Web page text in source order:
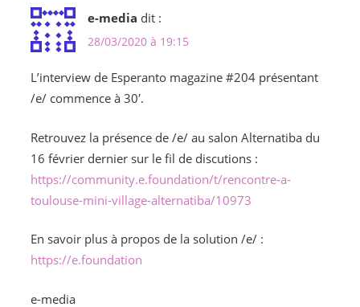
e-media dit :
28/03/2020 à 19:15
L’interview de Esperanto magazine #204 présentant
/e/ commence à 30′.
Retrouvez la présence de /e/ au salon Alternatiba du
16 février dernier sur le fil de discutions :
https://community.e.foundation/t/rencontre-a-
toulouse-mini-village-alternatiba/10973
En savoir plus à propos de la solution /e/ :
https://e.foundation
e-media